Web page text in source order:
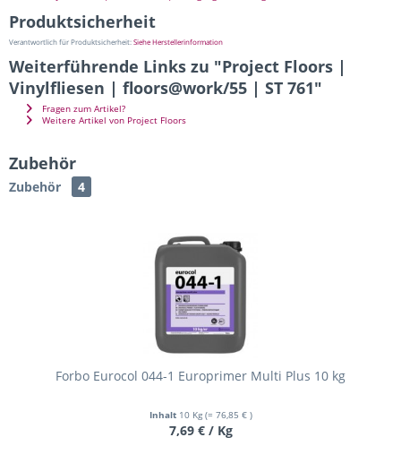
Produktsicherheit
Verantwortlich für Produktsicherheit:Siehe Herstellerinformation
Weiterführende Links zu "Project Floors |
Vinylfliesen | floors@work/55 | ST 761"
Fragen zum Artikel?
Weitere Artikel von Project Floors
Zubehör
Zubehör 4
Forbo Eurocol 044-1 Europrimer Multi Plus 10 kg
Inhalt 10 Kg (= 76,85 € )
7,69 € / Kg